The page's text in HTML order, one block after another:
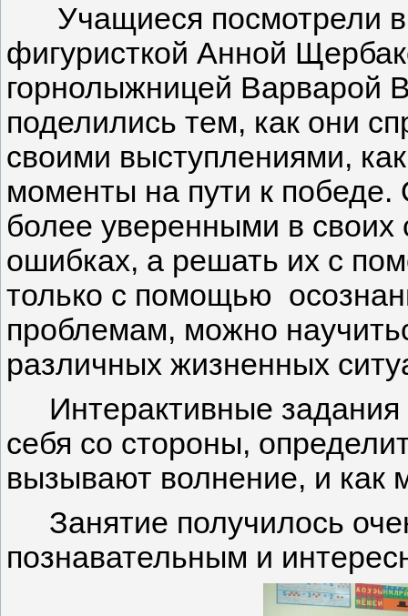
Учащиеся посмотрели
фигуристкой Анной
горнолыжницей Варварой
поделились тем, как они
своими выступлениями,
моменты на пути к
более уверенными в своих
ошибках, а решать их с
только с помощью
проблемам, можно
различных жизненных
Интерактивные
себя со стороны,
вызывают волнение, и как
Занятие получилось
познавательным и